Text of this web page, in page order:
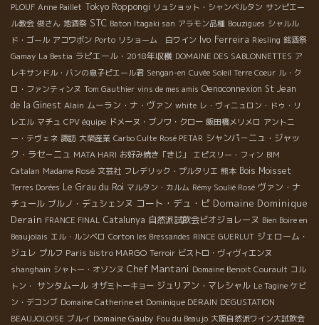
PLOUF Anne Paillet Tokyo Roppongi リュショット・シャンベルタン サンピエー
ル教会 俊さん 地酒祭 STC Baton Itagaki san アラモン品種 Bouzigues シャルル
ド・ゴール アコワボン Porto リショーム 白ワイン Ivo Ferreira Riesling 銘酒祭
Gamay La Bestia ラピエール・2018年収穫 DOMAINE DES SABLONNETTES ア
レキサンドル・バンの息子ピエール君 Sengan-en Cuvée Soleil Terre Coeur ル・ク
ロ・ファンティンヌ Tom Gauthier vins de mes amis Oenoconnexion St Jean
de la Ginest Alain ムーラン・ナ・ヴァン white レ・ヴィニュロン・ドゥ・リ
レエル マチュ CPV équipe ドメーヌ・ブノワ・クロー 飯田橋メリメロ アントニ
ー・テヴェネ 諏訪 大榮産業 Carbo Culte Rosé PETAR シャンパ－ニュ・ジャッ
ク・ラセ－ニュ MATA HARI お好み焼き「きじ」 エピスリー・フィン BIM
Catalan Madame Rosé 文芸社 フレデリック・プルタリエ 熊本 Bois Moisset
Terres Dorées Le Grau du Roi マルタン・カルム Rémy Soulié Rosé ヴァン・ナ
チュール ブルノ・デュシェンヌ コート・デュ・ピ Domaine Dominique
Derain FRANCE FINAL Catalunya 自然派試飲会ビオジョレーヌ Bien Boire en
Beaujolais エル・ルンベロ Corton les Bressandes RINCE GUERLUT ジェローム・
ジュレ プルフ Paris bistro MARGO Terroir ビストロ・ヴィヴィエンヌ
shanghain シャトー・オゾンヌ Chef Mantani Domaine Benoit Courault コル
トン・ サンタムール オザミトーキョー ジュリアン・マレシャル Le Tagine ケビ
ン・デコンブ Domaine Catherine et Dominique DERAIN DEGUSTATION
BEAUJOLOISE ブルイ Domaine Gauby Fou du Beaujo 大阪自然派ワイン大試飲会